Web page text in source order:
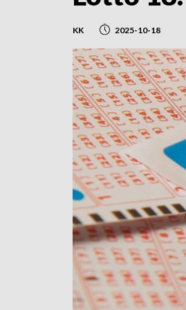
KK 2025-10-18